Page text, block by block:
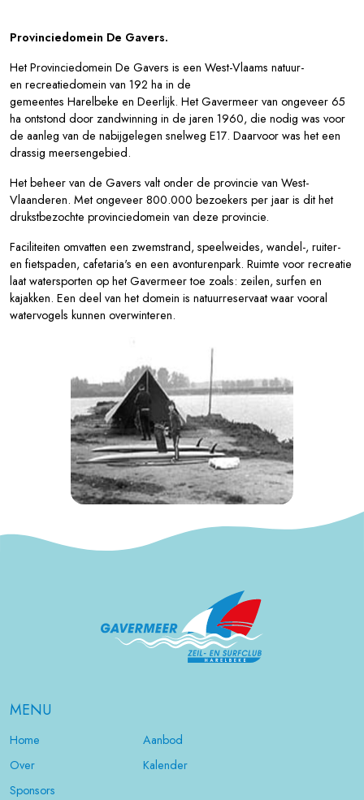
Provinciedomein De Gavers.
Het Provinciedomein De Gavers is een West-Vlaams natuur-
en recreatiedomein van 192 ha in de
gemeentes Harelbeke en Deerlijk. Het Gavermeer van ongeveer 65
ha ontstond door zandwinning in de jaren 1960, die nodig was voor
de aanleg van de nabijgelegen snelweg E17. Daarvoor was het een
drassig meersengebied.
Het beheer van de Gavers valt onder de provincie van West-
Vlaanderen. Met ongeveer 800.000 bezoekers per jaar is dit het
drukstbezochte provinciedomein van deze provincie.
Faciliteiten omvatten een zwemstrand, speelweides, wandel-, ruiter-
en fietspaden, cafetaria's en een avonturenpark. Ruimte voor recreatie
laat watersporten op het Gavermeer toe zoals: zeilen, surfen en
kajakken. Een deel van het domein is natuurreservaat waar vooral
watervogels kunnen overwinteren.
MENU
Home
Aanbod
Over
Kalender
Sponsors